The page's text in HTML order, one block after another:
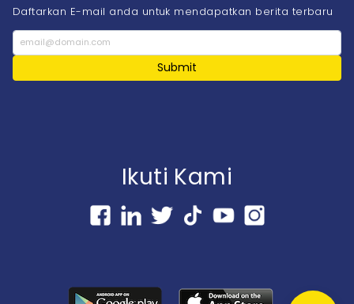
Daftarkan E-mail anda untuk mendapatkan berita terbaru
Submit
Ikuti Kami